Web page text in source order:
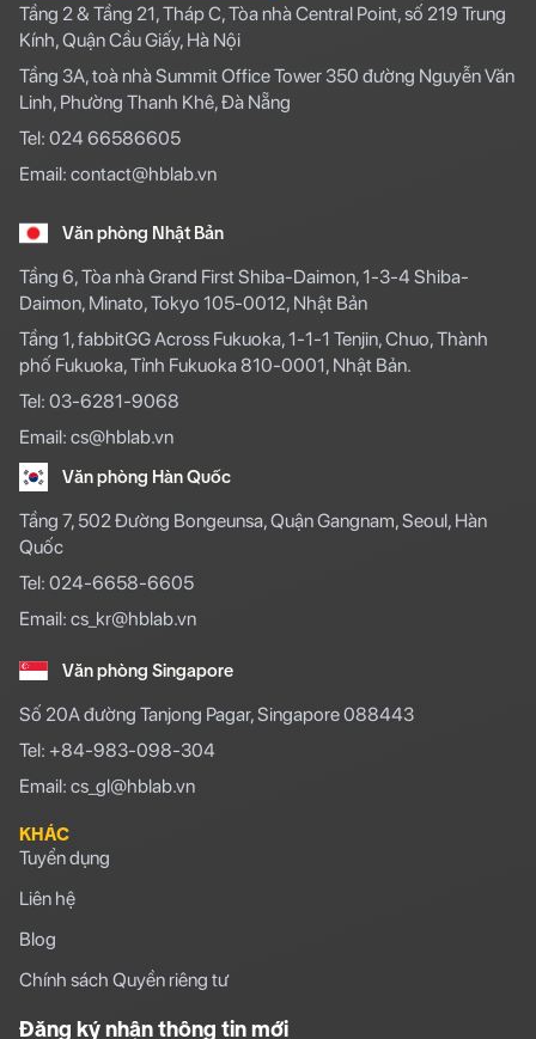
Tầng 2 & Tầng 21, Tháp C, Tòa nhà Central Point, số 219 Trung
Kính, Quận Cầu Giấy, Hà Nội
Tầng 3A, toà nhà Summit Office Tower 350 đường Nguyễn Văn
Linh, Phường Thanh Khê, Đà Nẵng
Tel: 024 66586605
Email: contact@hblab.vn
Văn phòng Nhật Bản
Tầng 6, Tòa nhà Grand First Shiba-Daimon, 1-3-4 Shiba-
Daimon, Minato, Tokyo 105-0012, Nhật Bản
Tầng 1, fabbitGG Across Fukuoka, 1-1-1 Tenjin, Chuo, Thành
phố Fukuoka, Tỉnh Fukuoka 810-0001, Nhật Bản.
Tel: 03-6281-9068
Email: cs@hblab.vn
Văn phòng Hàn Quốc
Tầng 7, 502 Đường Bongeunsa, Quận Gangnam, Seoul, Hàn
Quốc
Tel: 024-6658-6605
Email: cs_kr@hblab.vn
Văn phòng Singapore
Số 20A đường Tanjong Pagar, Singapore 088443
Tel: +84-983-098-304
Email: cs_gl@hblab.vn
KHÁC
Tuyển dụng
Liên hệ
Blog
Chính sách Quyền riêng tư
Đăng ký nhận thông tin mới